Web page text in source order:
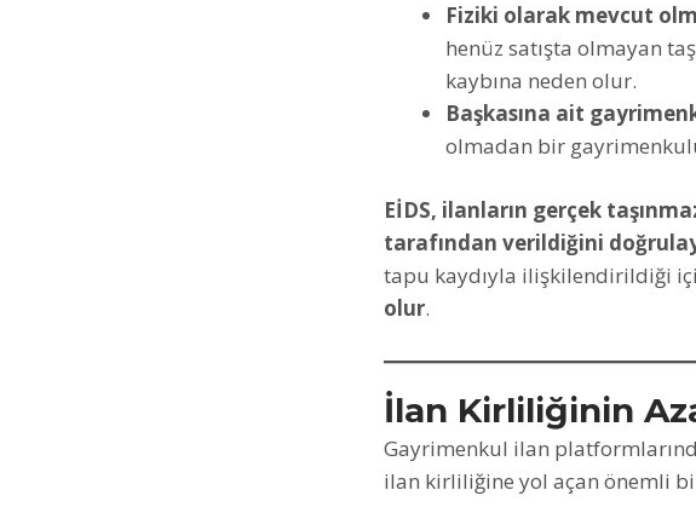
Fiziki olarak mevcut
henüz satışta olmayan
kaybına neden olur.
Başkasına ait
olmadan bir
EİDS, ilanların gerçek
tarafından verildiğini
tapu kaydıyla ilişkilendirildiği
olur.
İlan Kirliliğinin
Gayrimenkul ilan
ilan kirliliğine yol açan önemli